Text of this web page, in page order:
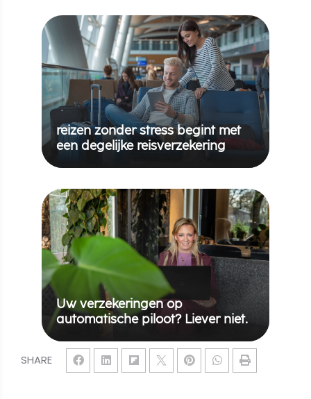
SHARE
reizen zonder stress begint met
een degelijke reisverzekering
Uw verzekeringen op
automatische piloot? Liever niet.